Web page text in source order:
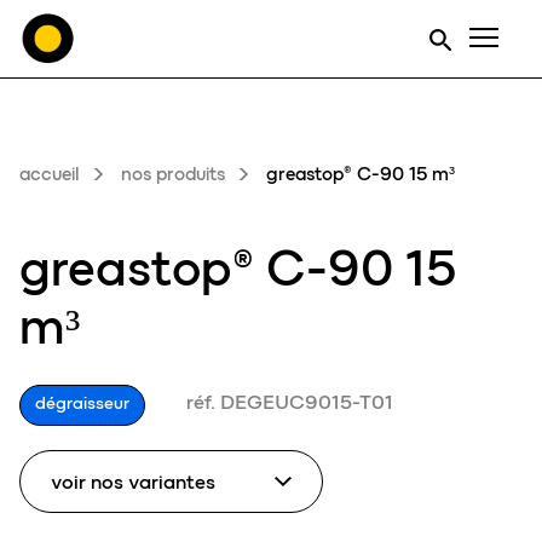
accueil nos produits greastop® C-90 15 m³
greastop® C-90 15
m³
dégraisseur réf. DEGEUC9015-T01